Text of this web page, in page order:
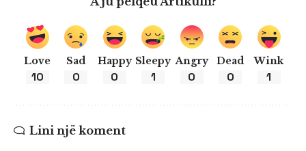
Love
10
Sad
0
Happy
0
Sleepy
1
Angry
0
Dead
0
Wink
1
Lini një koment